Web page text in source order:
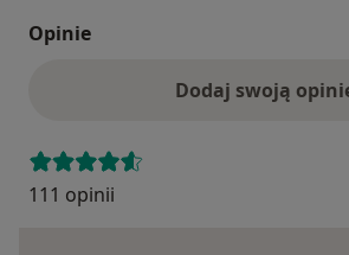
Opinie
Dodaj swoją
111 opinii